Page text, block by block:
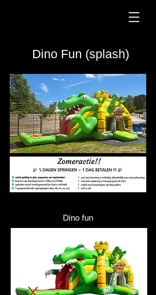
Dino Fun (splash)
Dino fun